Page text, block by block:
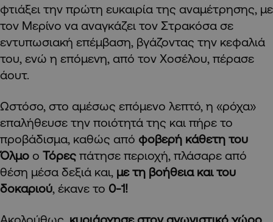
φτιάξει την πρώτη ευκαιρία της αναμέτρησης, με
τον Μερίνο να αναγκάζει τον Στρακόσα σε
εντυπωσιακή επέμβαση, βγάζοντας την κεφαλιά
του, ενώ η επόμενη, από τον Χοσέλου, πέρασε
άουτ.
Ωστόσο, στο αμέσως επόμενο λεπτό, η «ρόχα»
επαλήθευσε την ποιότητά της και πήρε το
προβάδισμα, καθώς από φοβερή κάθετη του
Όλμο ο Τόρες πάτησε περιοχή, πλάσαρε από
θέση μέσα δεξιά και, με τη βοήθεια και του
δοκαριού, έκανε το 0-1!
Ακολούθως, κυριάρχησε στον αγωνιστικό χώρο